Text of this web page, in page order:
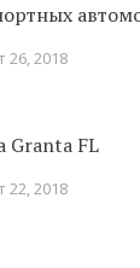
26, 2018
Granta FL
22, 2018